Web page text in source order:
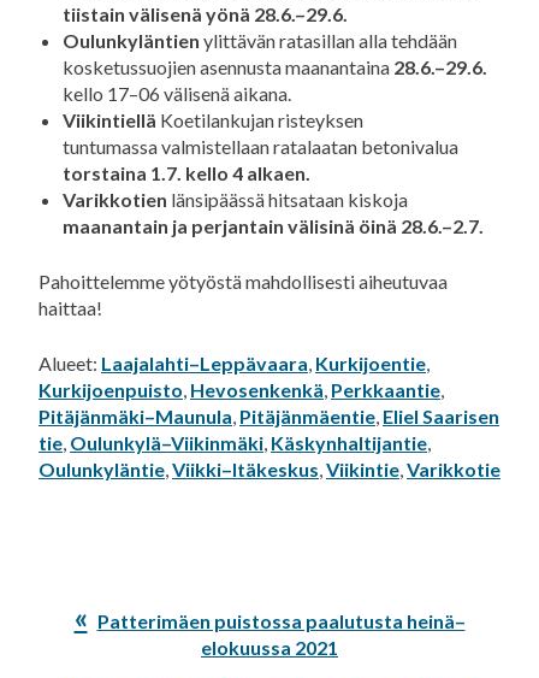
tiistain välisenä yönä 28.6.–29.6.
Oulunkyläntien ylittävän ratasillan alla tehdään
kosketussuojien asennusta maanantaina 28.6.–29.6.
kello 17–06 välisenä aikana.
Viikintiellä Koetilankujan risteyksen
tuntumassa valmistellaan ratalaatan betonivalua
torstaina 1.7. kello 4 alkaen.
Varikkotien länsipäässä hitsataan kiskoja
maanantain ja perjantain välisinä öinä 28.6.–2.7.
Pahoittelemme yötyöstä mahdollisesti aiheutuvaa
haittaa!
Alueet: Laajalahti–Leppävaara Kurkijoentie
Kurkijoenpuisto Hevosenkenkä Perkkaantie
Pitäjänmäki–Maunula Pitäjänmäentie Eliel Saarisen
tie Oulunkylä–Viikinmäki Käskynhaltijantie
Oulunkyläntie Viikki–Itäkeskus Viikintie Varikkotie
Edellinen
Patterimäen puistossa paalutusta heinä–
elokuussa 2021